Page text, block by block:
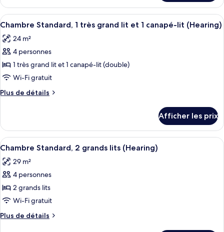
grands
lits
(Skyline
View,
Mobility)
Chambre,
grands
(Skyline
View,
Afficher
toutes
les
photos
pour
ce
type
de
Chambre
Standard,
1
très
grand
lit
et
1
canapé-
Une chambre d’hôtel avec un grand
4
Chambre Standard, 1 très grand lit et 1 canapé-lit (Hearing)
24 m²
4 personnes
1 très grand lit et 1 canapé-lit (double)
Wi-Fi gratuit
Plus de détails
Plus
Chambre
Standard,
1
grand
lit
canapé-
(Hearing)
Afficher les prix
Afficher
toutes
les
photos
pour
ce
type
de
Une chambre d’hôtel avec deux
4
Chambre Standard, 2 grands lits (Hearing)
29 m²
4 personnes
2 grands lits
Wi-Fi gratuit
Plus de détails
Plus